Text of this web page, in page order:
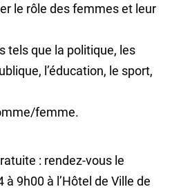
le rôle des femmes et leur
tels que la politique, les
l’éducation, le sport,
femme.
: rendez-vous le
9h00 à l’Hôtel de Ville de